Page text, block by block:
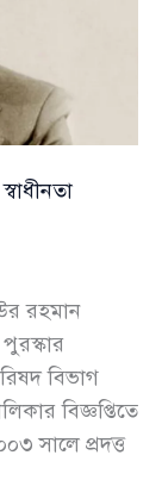
রহমান
বিভাগ
বিজ্ঞপ্তিতে
সালে প্রদত্ত